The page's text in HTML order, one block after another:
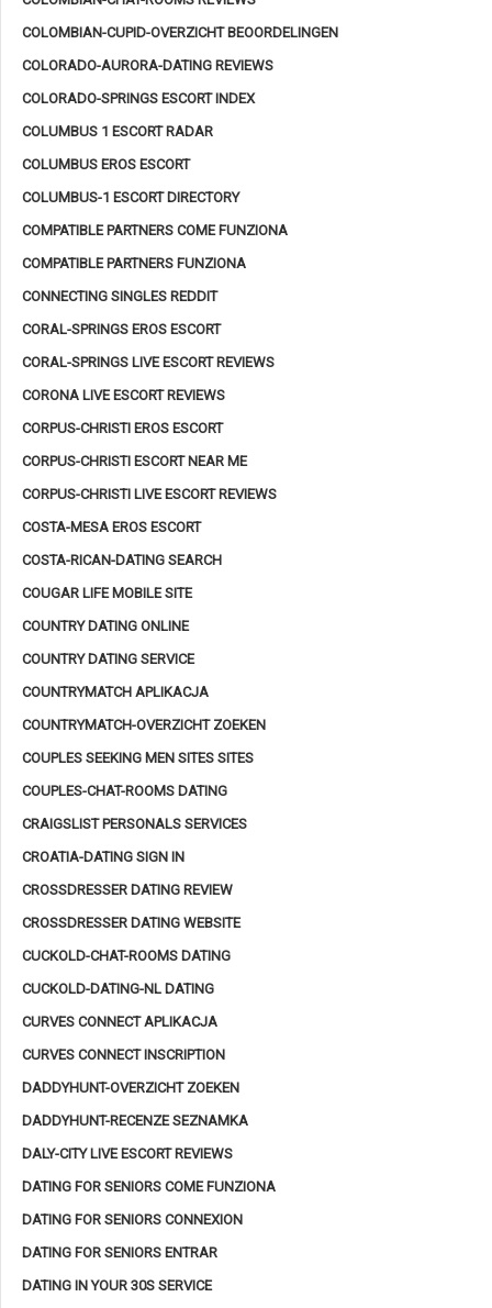
COLOMBIAN-CUPID-OVERZICHT BEOORDELINGEN
COLORADO-AURORA-DATING REVIEWS
COLORADO-SPRINGS ESCORT INDEX
COLUMBUS 1 ESCORT RADAR
COLUMBUS EROS ESCORT
COLUMBUS-1 ESCORT DIRECTORY
COMPATIBLE PARTNERS COME FUNZIONA
COMPATIBLE PARTNERS FUNZIONA
CONNECTING SINGLES REDDIT
CORAL-SPRINGS EROS ESCORT
CORAL-SPRINGS LIVE ESCORT REVIEWS
CORONA LIVE ESCORT REVIEWS
CORPUS-CHRISTI EROS ESCORT
CORPUS-CHRISTI ESCORT NEAR ME
CORPUS-CHRISTI LIVE ESCORT REVIEWS
COSTA-MESA EROS ESCORT
COSTA-RICAN-DATING SEARCH
COUGAR LIFE MOBILE SITE
COUNTRY DATING ONLINE
COUNTRY DATING SERVICE
COUNTRYMATCH APLIKACJA
COUNTRYMATCH-OVERZICHT ZOEKEN
COUPLES SEEKING MEN SITES SITES
COUPLES-CHAT-ROOMS DATING
CRAIGSLIST PERSONALS SERVICES
CROATIA-DATING SIGN IN
CROSSDRESSER DATING REVIEW
CROSSDRESSER DATING WEBSITE
CUCKOLD-CHAT-ROOMS DATING
CUCKOLD-DATING-NL DATING
CURVES CONNECT APLIKACJA
CURVES CONNECT INSCRIPTION
DADDYHUNT-OVERZICHT ZOEKEN
DADDYHUNT-RECENZE SEZNAMKA
DALY-CITY LIVE ESCORT REVIEWS
DATING FOR SENIORS COME FUNZIONA
DATING FOR SENIORS CONNEXION
DATING FOR SENIORS ENTRAR
DATING IN YOUR 30S SERVICE